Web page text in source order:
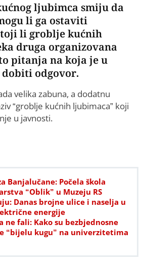
ljubimca smiju da
li ga ostaviti
li groblje kućnih
druga organizovana
pitanja na koja je u
odgovor.
velika zabuna, a dodatnu
“groblje kućnih ljubimaca” koji
u javnosti.
Banjalučane: Počela škola
“Oblik” u Muzeju RS
Danas brojne ulice i naselja u
energije
ne fali: Kako su bezbjednosne
“bijelu kugu” na univerzitetima